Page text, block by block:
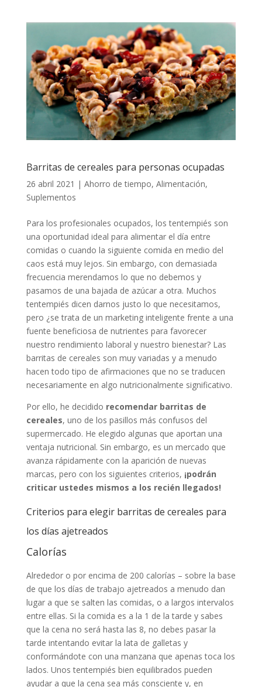
Barritas de cereales para personas ocupadas
26 abril 2021 | Ahorro de tiempo, Alimentación,
Suplementos
Para los profesionales ocupados, los tentempiés son
una oportunidad ideal para alimentar el día entre
comidas o cuando la siguiente comida en medio del
caos está muy lejos. Sin embargo, con demasiada
frecuencia merendamos lo que no debemos y
pasamos de una bajada de azúcar a otra. Muchos
tentempiés dicen darnos justo lo que necesitamos,
pero ¿se trata de un marketing inteligente frente a una
fuente beneficiosa de nutrientes para favorecer
nuestro rendimiento laboral y nuestro bienestar? Las
barritas de cereales son muy variadas y a menudo
hacen todo tipo de afirmaciones que no se traducen
necesariamente en algo nutricionalmente significativo.
Por ello, he decidido recomendar barritas de
cereales, uno de los pasillos más confusos del
supermercado. He elegido algunas que aportan una
ventaja nutricional. Sin embargo, es un mercado que
avanza rápidamente con la aparición de nuevas
marcas, pero con los siguientes criterios, ¡podrán
criticar ustedes mismos a los recién llegados!
Criterios para elegir barritas de cereales para
los días ajetreados
Calorías
Alrededor o por encima de 200 calorías – sobre la base
de que los días de trabajo ajetreados a menudo dan
lugar a que se salten las comidas, o a largos intervalos
entre ellas. Si la comida es a la 1 de la tarde y sabes
que la cena no será hasta las 8, no debes pasar la
tarde intentando evitar la lata de galletas y
conformándote con una manzana que apenas toca los
lados. Unos tentempiés bien equilibrados pueden
ayudar a que la cena sea más consciente y, en